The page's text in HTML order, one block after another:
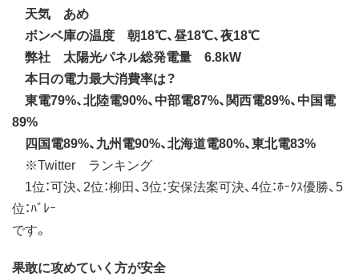
天気 あめ
ボンベ庫の温度 朝18℃、昼18℃、夜18℃
弊社 太陽光パネル総発電量 6.8kW
本日の電力最大消費率は？
東電79%、北陸電90%、中部電87%、関西電89%、中国電
89%
四国電89%、九州電90%、北海道電80%、東北電83%
※Twitter ランキング
1位：可決、2位：柳田、3位：安保法案可決、4位：ﾎｰｸｽ優勝、5
位：ﾊﾞﾚｰ
です。
果敢に攻めていく方が安全